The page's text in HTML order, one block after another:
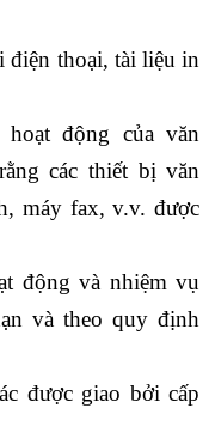
điện thoại, tài liệu in
động của văn
các thiết bị văn
máy fax, v.v. được
động và nhiệm vụ
và theo quy định
được giao bởi cấp